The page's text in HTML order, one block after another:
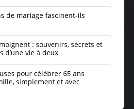
de mariage fascinent-ils
: souvenirs, secrets et
d’une vie à deux
pour célébrer 65 ans
simplement et avec